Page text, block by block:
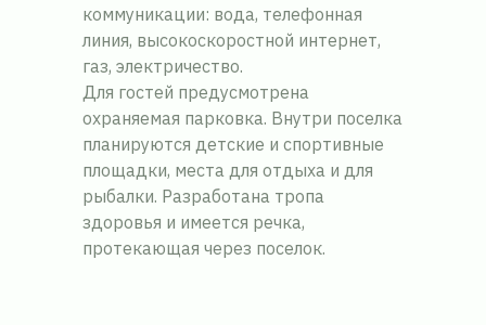
коммуникации: вода, телефонная
линия, высокоскоростной интернет,
газ, электричество.
Для гостей предусмотрена
охраняемая парковка. Внутри поселка
планируются детские и спортивные
площадки, места для отдыха и для
рыбалки. Разработана тропа
здоровья и имеется речка,
протекающая через поселок.